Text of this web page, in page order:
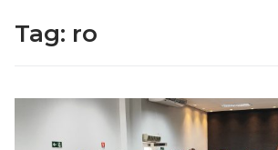
Tag: ro